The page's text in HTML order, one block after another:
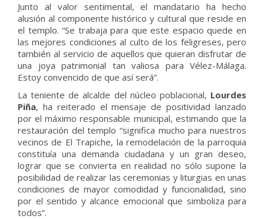
Junto al valor sentimental, el mandatario ha hecho
alusión al componente histórico y cultural que reside en
el templo. “Se trabaja para que este espacio quede en
las mejores condiciones al culto de los feligreses, pero
también al servicio de aquellos que quieran disfrutar de
una joya patrimonial tan valiosa para Vélez-Málaga.
Estoy convencido de que así será”.
La teniente de alcalde del núcleo poblacional, Lourdes
Piña, ha reiterado el mensaje de positividad lanzado
por el máximo responsable municipal, estimando que la
restauración del templo “significa mucho para nuestros
vecinos de El Trapiche, la remodelación de la parroquia
constituía una demanda ciudadana y un gran deseo,
lograr que se convierta en realidad no sólo supone la
posibilidad de realizar las ceremonias y liturgias en unas
condiciones de mayor comodidad y funcionalidad, sino
por el sentido y alcance emocional que simboliza para
todos”.